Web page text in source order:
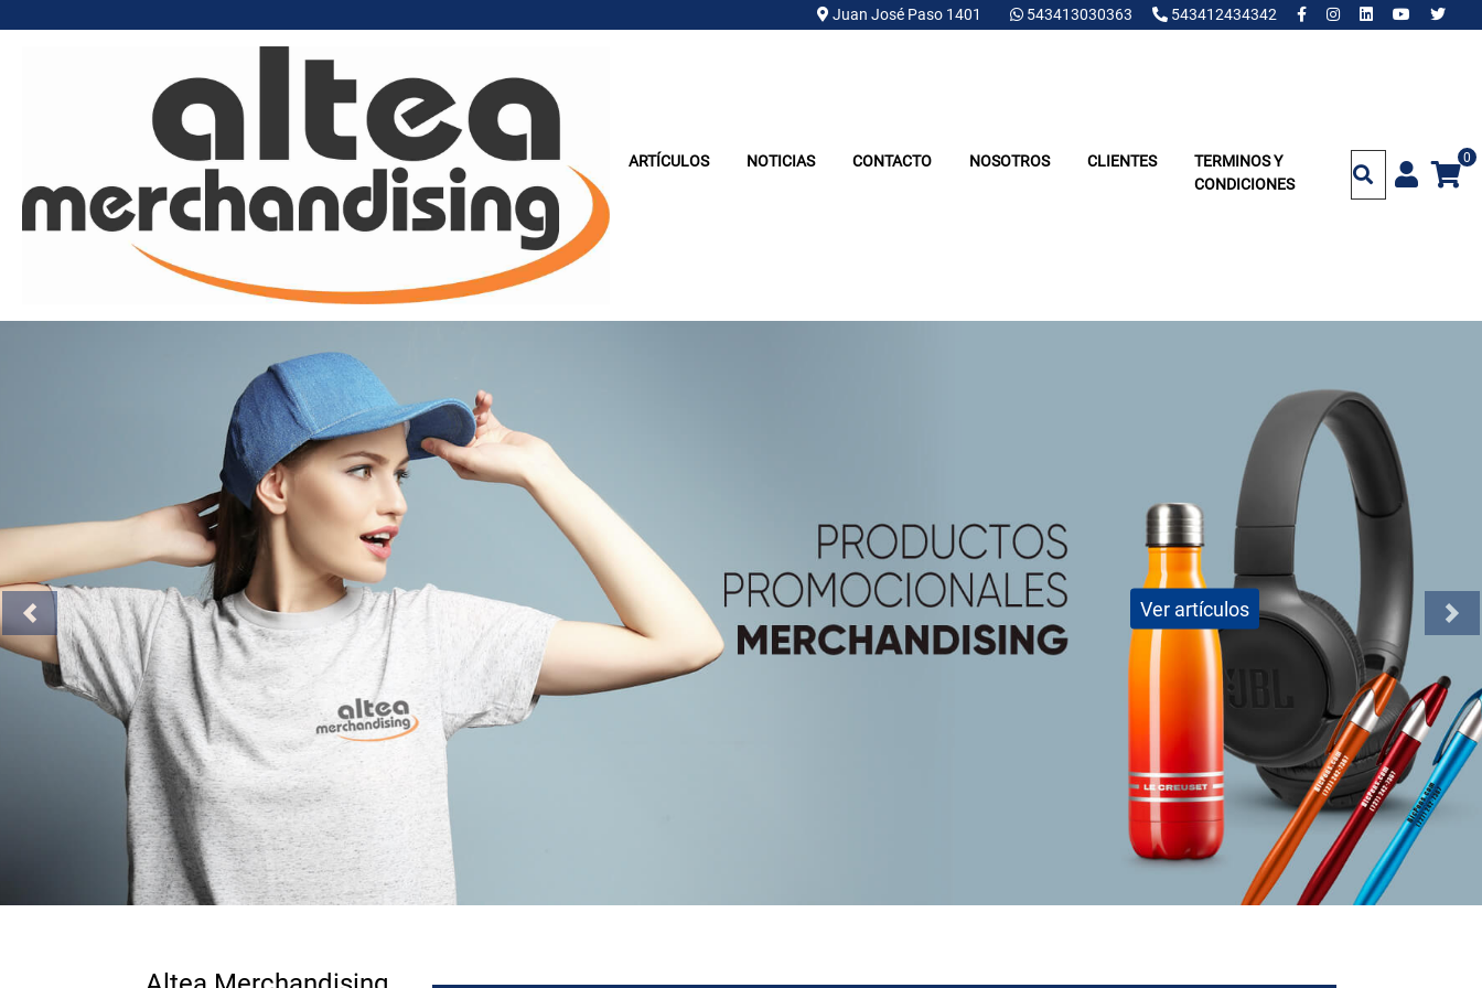
Juan José Paso 1401 543413030363 543412434342
ARTÍCULOS NOTICIAS CONTACTO NOSOTROS CLIENTES
TERMINOS Y
CONDICIONES
0
Conocé más
Previous